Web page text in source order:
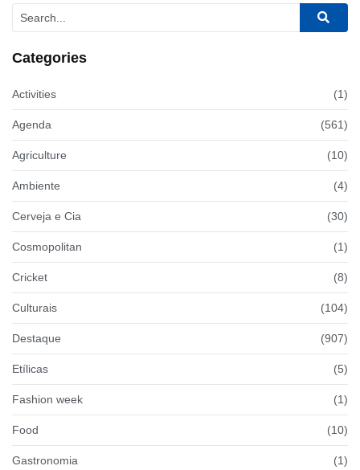
Categories
Activities (1)
Agenda (561)
Agriculture (10)
Ambiente (4)
Cerveja e Cia (30)
Cosmopolitan (1)
Cricket (8)
Culturais (104)
Destaque (907)
Etílicas (5)
Fashion week (1)
Food (10)
Gastronomia (1)